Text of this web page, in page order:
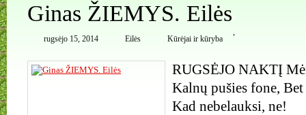
Ginas ŽIEMYS. Eilės
rugsėjo 15, 2014 Eilės
,
Kūrėjai ir kūryba
RUGSĖJO NAKTĮ
Kalnų pušies fone, Bet
Kad nebelauksi, ne!